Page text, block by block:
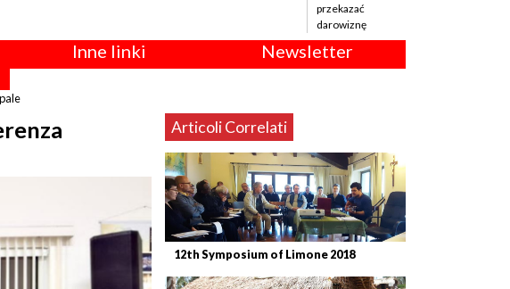
przekazać
darowiznę
Inne linki Newsletter
Articoli Correlati
12th Symposium of Limone 2018